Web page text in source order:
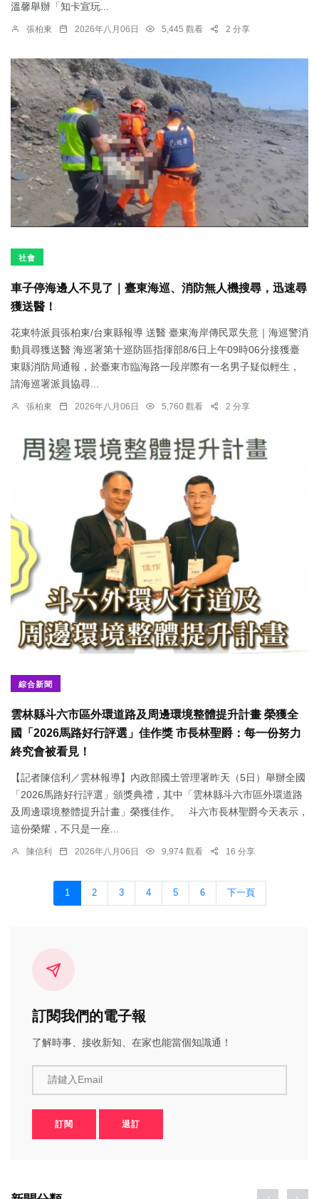
溫馨舉辦「知卡宣玩...
張柏東 2026年八月06日 5,445 觀看 2 分享
社會
車子停海邊人不見了｜臺東海巡、消防無人機搜尋，迅速尋
獲送醫！
花東特派員張柏東/台東縣報導 送醫 臺東海岸傳民眾失意｜海巡警消
動員尋獲送醫 海巡署第十巡防區指揮部8/6日上午09時06分接獲臺
東縣消防局通報，於臺東市臨海路一段岸際有一名男子疑似輕生，
請海巡署派員協尋...
張柏東 2026年八月06日 5,760 觀看 2 分享
綜合新聞
雲林縣斗六市區外環道路及周邊環境整體提升計畫 榮獲全
國「2026馬路好行評選」佳作獎 市長林聖爵：每一份努力
終究會被看見！
【記者陳信利／雲林報導】內政部國土管理署昨天（5日）舉辦全國
「2026馬路好行評選」頒獎典禮，其中「雲林縣斗六市區外環道路
及周邊環境整體提升計畫」榮獲佳作。 斗六市長林聖爵今天表示，
這份榮耀，不只是一座...
陳信利 2026年八月06日 9,974 觀看 16 分享
1 2 3 4 5 6 下一頁
訂閱我們的電子報
了解時事、接收新知、在家也能當個知識通！
請鍵入Email
訂閱 退訂